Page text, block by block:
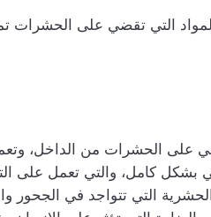
التي تقضي على الحشرات
على الحشرات من الداخل،
بشكل كامل، والتي تعمل
التي تتواجد في الجحور